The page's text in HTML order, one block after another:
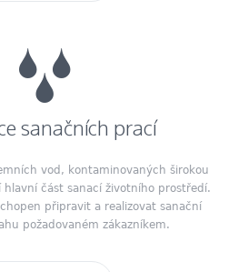
sanačních prací
vod, kontaminovaných širokou
část sanací životního prostředí.
připravit a realizovat sanační
požadovaném zákazníkem.